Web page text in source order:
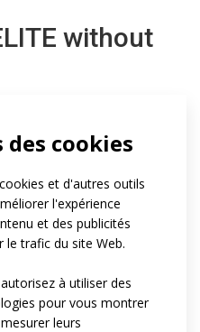
cookies
et d'autres outils
l'expérience
et des publicités
le trafic du site Web.
à utiliser des
pour vous montrer
leurs
without
front part with
panel in webbed
drying. Furthermore
pad and double
can be replaced with
on grey areas as seen
your request.